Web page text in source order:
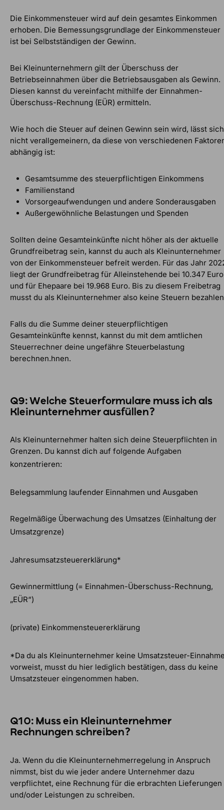
Die Einkommensteuer wird auf dein gesamtes Einkommen
erhoben. Die Bemessungsgrundlage der Einkommensteuer
ist bei Selbstständigen der Gewinn.
Bei Kleinunternehmern gilt der Überschuss der
Betriebseinnahmen über die Betriebsausgaben als Gewinn.
Diesen kannst du vereinfacht mithilfe der Einnahmen-
Überschuss-Rechnung (EÜR) ermitteln.
Wie hoch die Steuer auf deinen Gewinn sein wird, lässt sich
nicht verallgemeinern, da diese von verschiedenen
abhängig ist:
Gesamtsumme des steuerpflichtigen Einkommens
Familienstand
Vorsorgeaufwendungen und andere Sonderausgaben
Außergewöhnliche Belastungen und Spenden
Sollten deine Gesamteinkünfte nicht höher als der aktuelle
Grundfreibetrag sein, kannst du auch als Kleinunternehmer
von der Einkommensteuer befreit werden. Für das Jahr
liegt der Grundfreibetrag für Alleinstehende bei 10.347 Euro
und für Ehepaare bei 19.968 Euro. Bis zu diesem Freibetrag
musst du als Kleinunternehmer also keine Steuern
Falls du die Summe deiner steuerpflichtigen
Gesamteinkünfte kennst, kannst du mit dem amtlichen
Steuerrechner deine ungefähre Steuerbelastung
berechnen.hnen.
Q9: Welche Steuerformulare muss ich als
Kleinunternehmer ausfüllen?
Als Kleinunternehmer halten sich deine Steuerpflichten in
Grenzen. Du kannst dich auf folgende Aufgaben
konzentrieren:
Belegsammlung laufender Einnahmen und Ausgaben
Regelmäßige Überwachung des Umsatzes (Einhaltung der
Umsatzgrenze)
Jahresumsatzsteuererklärung*
Gewinnermittlung (= Einnahmen-Überschuss-Rechnung,
„EÜR“)
(private) Einkommensteuererklärung
*Da du als Kleinunternehmer keine Umsatzsteuer-
vorweist, musst du hier lediglich bestätigen, dass du keine
Umsatzsteuer eingenommen haben.
Q10: Muss ein Kleinunternehmer
Rechnungen schreiben?
Ja. Wenn du die Kleinunternehmerregelung in Anspruch
nimmst, bist du wie jeder andere Unternehmer dazu
verpflichtet, eine Rechnung für die erbrachten Lieferungen
und/oder Leistungen zu schreiben.